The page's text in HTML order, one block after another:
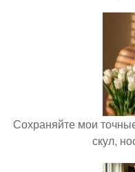
Сохраняйте мои
скул,